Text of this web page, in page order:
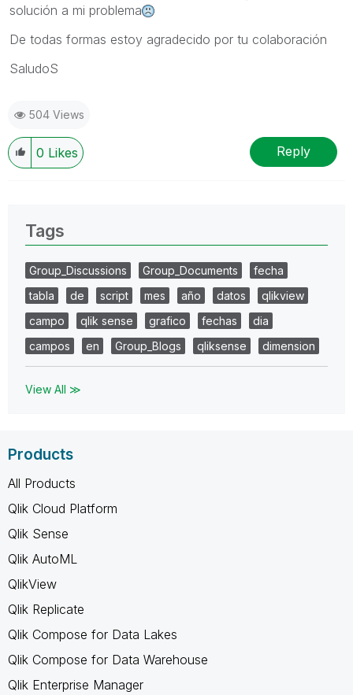
solución a mi problema
De todas formas estoy agradecido por tu colaboración
SaludoS
504 Views
0 Likes Reply
Tags
Group_Discussions Group_Documents
fecha
tabla
de script mes año datos
qlikview
campo
qlik sense grafico fechas
dia
campos
en Group_Blogs qliksense dimension
View All ≫
Products
All Products
Qlik Cloud Platform
Qlik Sense
Qlik AutoML
QlikView
Qlik Replicate
Qlik Compose for Data Lakes
Qlik Compose for Data Warehouse
Qlik Enterprise Manager